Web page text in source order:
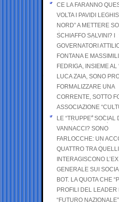
CE LA FARANNO
VOLTA I PAVIDI
NORD” A METTERE
SCHIAFFO SALVINI? I
GOVERNATORI
FONTANA E
FEDRIGA, INSIEME AL
LUCA ZAIA, SONO
FORMALIZZARE UNA
CORRENTE, SOTTO
ASSOCIAZIONE
LE “TRUPPE” SOCIAL
VANNACCI? SONO
FARLOCCHE: UN
QUATTRO TRA
INTERAGISCONO L’EX
GENERALE SUI
BOT. LA QUOTA CHE
PROFILI DEL LEADER
“FUTURO